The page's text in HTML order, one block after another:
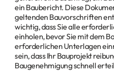
ein Baubericht. Diese
geltenden Bauvorschriften
wichtig, dass Sie alle
einholen, bevor Sie mit dem
erforderlichen Unterlagen
sein, dass Ihr Bauprojekt
Baugenehmigung schnell